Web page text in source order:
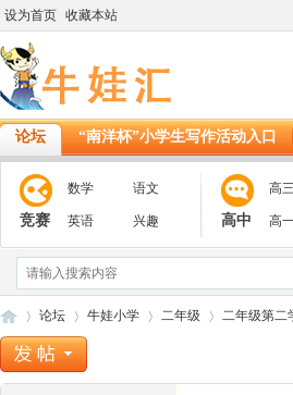
设为首页 收藏本站
论坛 “南洋杯”小学生写作活动入口
竞赛
数学 语文
英语 兴趣 高中
高三
高
论坛 牛娃小学 二年级 二年级第二